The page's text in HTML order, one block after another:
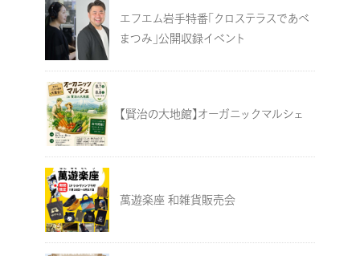
エフエム岩手特番「クロステラスであべ
まつみ」公開収録イベント
【賢治の大地館】オーガニックマルシェ
萬遊楽座 和雑貨販売会